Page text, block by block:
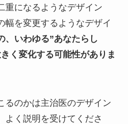
重になるようなデザイン
幅を変更するようなデザイ
、いわゆる”あなたらし
く変化する可能性がありま
るのかは主治医のデザイン
よく説明を受けてくださ